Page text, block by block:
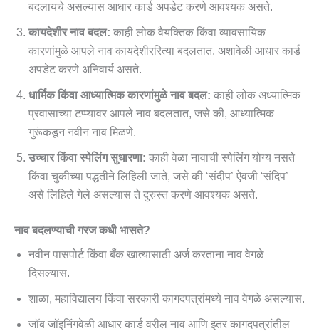
बदलायचे असल्यास आधार कार्ड अपडेट करणे आवश्यक असते.
कायदेशीर नाव बदल: काही लोक वैयक्तिक किंवा व्यावसायिक
कारणांमुळे आपले नाव कायदेशीररित्या बदलतात. अशावेळी आधार कार्ड
अपडेट करणे अनिवार्य असते.
धार्मिक किंवा आध्यात्मिक कारणांमुळे नाव बदल: काही लोक अध्यात्मिक
प्रवासाच्या टप्प्यावर आपले नाव बदलतात, जसे की, आध्यात्मिक
गुरूंकडून नवीन नाव मिळणे.
उच्चार किंवा स्पेलिंग सुधारणा: काही वेळा नावाची स्पेलिंग योग्य नसते
किंवा चुकीच्या पद्धतीने लिहिली जाते, जसे की ‘संदीप’ ऐवजी ‘संदिप’
असे लिहिले गेले असल्यास ते दुरुस्त करणे आवश्यक असते.
नाव बदलण्याची गरज कधी भासते?
नवीन पासपोर्ट किंवा बँक खात्यासाठी अर्ज करताना नाव वेगळे
दिसल्यास.
शाळा, महाविद्यालय किंवा सरकारी कागदपत्रांमध्ये नाव वेगळे असल्यास.
जॉब जॉइनिंगवेळी आधार कार्ड वरील नाव आणि इतर कागदपत्रांतील